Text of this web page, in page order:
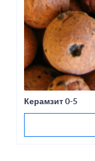
Керамзит 0-5